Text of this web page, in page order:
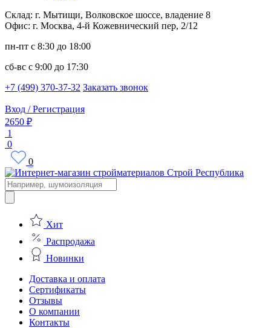
Склад: г. Мытищи, Волковское шоссе, владение 8
Офис: г. Москва, 4-й Кожевнический пер, 2/12
пн-пт с 8:30 до 18:00
сб-вс с 9:00 до 17:30
+7 (499) 370-37-32 Заказать звонок
Вход / Регистрация
2650 ₽
1
0
0
Поиск
товаров
Хит
Распродажа
Новинки
Доставка и оплата
Сертификаты
Отзывы
О компании
Контакты